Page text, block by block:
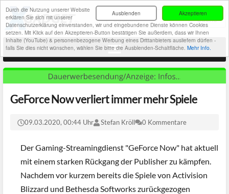
Akzeptieren
Ausblenden
Durch die Nutzung unserer Website
erklären Sie sich mit unserer
Datenschutzerklärung einverstanden, wir und eingebundene Dienste können Cookies
setzen. Mit Klick auf den Akzeptieren-Button bestätigen Sie außerdem, dass wir Ihnen
Inhalte (YouTube) & personenbezogene Werbung eines Drittanbieters ausliefern dürfen -
falls Sie dies nicht wünschen, wählen Sie bitte die Ausblenden-Schaltfläche. Mehr Info.
GeForce Now verliert immer mehr Spiele
09.03.2020, 00:44 Uhr Stefan Kröll 0 Kommentare
Der Gaming-Streamingdienst "GeForce Now" hat aktuell
mit einem starken Rückgang der Publisher zu kämpfen.
Nachdem vor kurzem bereits die Spiele von Activision
Blizzard und Bethesda Softworks zurückgezogen